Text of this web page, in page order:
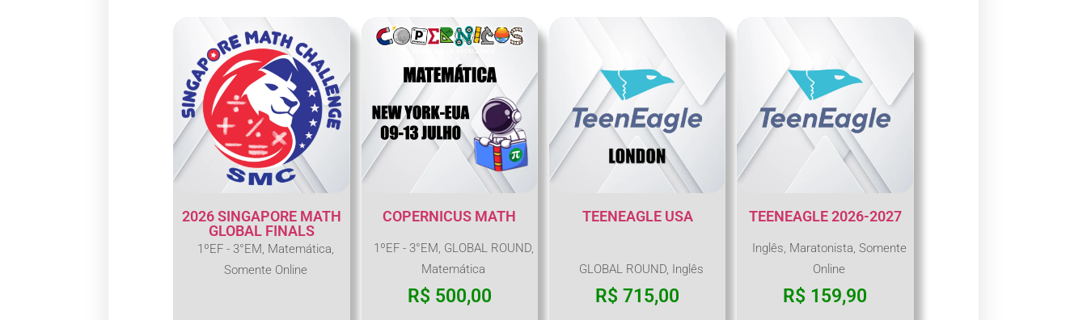
2026 SINGAPORE MATH
GLOBAL FINALS
1ºEF - 3°EM, Matemática,
Somente Online
COPERNICUS MATH
1ºEF - 3°EM, GLOBAL ROUND,
Matemática
R$ 500,00
TEENEAGLE USA
GLOBAL ROUND, Inglês
R$ 715,00
TEENEAGLE 2026-2027
Inglês, Maratonista, Somente
Online
R$ 159,90